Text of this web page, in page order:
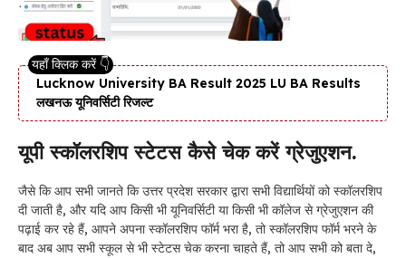
Lucknow University BA Result 2025 LU BA Results
लखनऊ यूनिवर्सिटी रिजल्ट
यूपी स्कॉलरशिप स्टेटस कैसे चेक करें ग्रेजुएशन.
जैसे कि आप सभी जानते कि उत्तर प्रदेश सरकार द्वारा सभी विद्यार्थियों को स्कॉलरशिप
दी जाती है, और यदि आप किसी भी यूनिवर्सिटी या किसी भी कॉलेज से ग्रेजुएशन की
पढ़ाई कर रहे हैं, आपने अपना स्कॉलरशिप फॉर्म भरा है, तो स्कॉलरशिप फॉर्म भरने के
बाद अब आप सभी स्कूल से भी स्टेटस चेक करना चाहते हैं, तो आप सभी को बता दे,